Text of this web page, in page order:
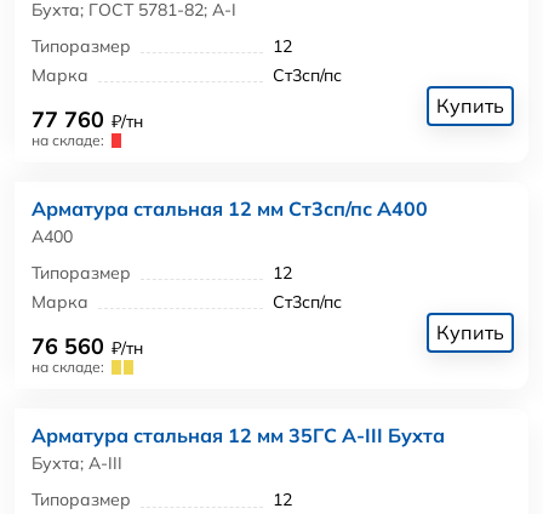
Бухта; ГОСТ 5781-82; А-I
Типоразмер
12
Марка
Ст3сп/пс
77 760 ₽/тн
на складе:
Купить
Арматура стальная 12 мм Ст3сп/пс А400
А400
Типоразмер
12
Марка
Ст3сп/пс
76 560 ₽/тн
на складе:
Купить
Арматура стальная 12 мм 35ГС А-III Бухта
Бухта; А-III
Типоразмер
12